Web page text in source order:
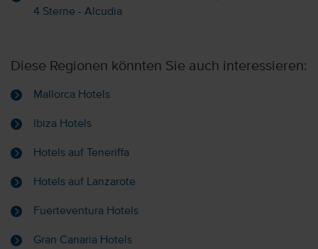
4 Sterne - Alcudia
Diese Regionen könnten Sie auch interessieren:
Mallorca Hotels
Ibiza Hotels
Hotels auf Teneriffa
Hotels auf Lanzarote
Fuerteventura Hotels
Gran Canaria Hotels